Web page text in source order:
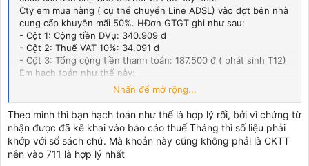
Cty em mua hàng ( cụ thể chuyển Line ADSL) vào đợt bên nhà
cung cấp khuyễn mãi 50%. HĐơn GTGT ghi như sau:
- Cột 1: Cộng tiền DVụ: 340.909 đ
- Cột 2: Thuế VAT 10%: 34.091 đ
- Cột 3: Tổng cộng tiền thanh toán: 187.500 đ ( phát sinh T12)
Em hạch toán như thế này:
Có 111: 187.500 đ
Có 711: 187.500 đ. cách ĐK này có đúng không? vì em có hỏi
bạn của em thì bạn ấy bảo nên đưa vào TK 515
Khi lập bảng CĐKT thì 711 này không thể đưa vào TK 511 được
và ở Bảng KQKD thì khoảng 187.500 đ đưa vào DThu hoạt động
Nhấn để mở rộng...
Theo mình thì bạn hạch toán như thế là hợp lý rối, bởi vì chứng từ
nhận được đã kê khai vào báo cáo thuế Tháng thì số liệu phải
khớp với sổ sách chứ. Mà khoản này cũng không phải là CKTT
nên vào 711 là hợp lý nhất